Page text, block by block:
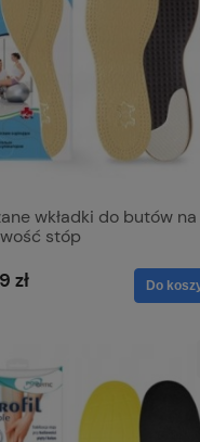
wkładki do butów na
stóp
zł Do